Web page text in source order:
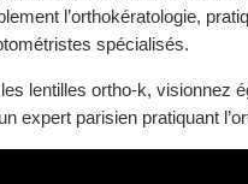
l’orthokératologie,
spécialisés.
lentilles ortho-k, visionnez
expert parisien pratiquant